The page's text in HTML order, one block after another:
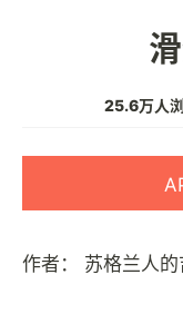
25.6万人
作者： 苏格兰人